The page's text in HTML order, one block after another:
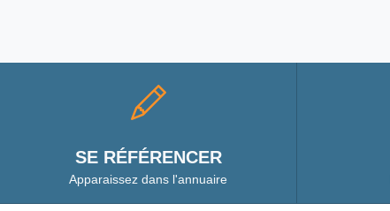
SE RÉFÉRENCER
Apparaissez dans l'annuaire